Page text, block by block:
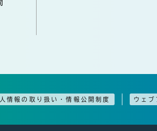
情報の取り扱い・情報公開制度 ウェ